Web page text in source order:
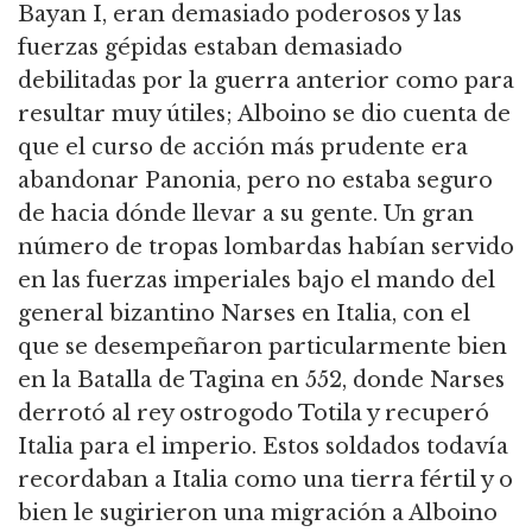
Bayan I, eran demasiado poderosos y las
fuerzas gépidas estaban demasiado
debilitadas por la guerra anterior como para
resultar muy útiles; Alboino se dio cuenta de
que el curso de acción más prudente era
abandonar Panonia, pero no estaba seguro
de hacia dónde llevar a su gente. Un gran
número de tropas lombardas habían servido
en las fuerzas imperiales bajo el mando del
general bizantino Narses en Italia, con el
que se desempeñaron particularmente bien
en la Batalla de Tagina en 552, donde Narses
derrotó al rey ostrogodo Totila y recuperó
Italia para el imperio. Estos soldados todavía
recordaban a Italia como una tierra fértil y o
bien le sugirieron una migración a Alboino